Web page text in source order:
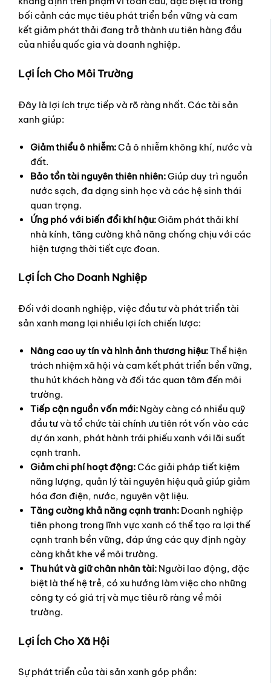
bối cảnh các mục tiêu phát triển bền vững và cam
kết giảm phát thải đang trở thành ưu tiên hàng đầu
của nhiều quốc gia và doanh nghiệp.
Lợi Ích Cho Môi Trường
Đây là lợi ích trực tiếp và rõ ràng nhất. Các tài sản
xanh giúp:
Giảm thiểu ô nhiễm:Cả ô nhiễm không khí, nước và
đất.
Bảo tồn tài nguyên thiên nhiên:Giúp duy trì nguồn
nước sạch, đa dạng sinh học và các hệ sinh thái
quan trọng.
Ứng phó với biến đổi khí hậu:Giảm phát thải khí
nhà kính, tăng cường khả năng chống chịu với các
hiện tượng thời tiết cực đoan.
Lợi Ích Cho Doanh Nghiệp
Đối với doanh nghiệp, việc đầu tư và phát triển tài
sản xanh mang lại nhiều lợi ích chiến lược:
Nâng cao uy tín và hình ảnh thương hiệu:Thể hiện
trách nhiệm xã hội và cam kết phát triển bền vững,
thu hút khách hàng và đối tác quan tâm đến môi
trường.
Tiếp cận nguồn vốn mới: Ngày càng có nhiều quỹ
đầu tư và tổ chức tài chính ưu tiên rót vốn vào các
dự án xanh, phát hành trái phiếu xanh với lãi suất
cạnh tranh.
Giảm chi phí hoạt động:Các giải pháp tiết kiệm
năng lượng, quản lý tài nguyên hiệu quả giúp giảm
hóa đơn điện, nước, nguyên vật liệu.
Tăng cường khả năng cạnh tranh: Doanh nghiệp
tiên phong trong lĩnh vực xanh có thể tạo ra lợi thế
cạnh tranh bền vững, đáp ứng các quy định ngày
càng khắt khe về môi trường.
Thu hút và giữ chân nhân tài: Người lao động, đặc
biệt là thế hệ trẻ, có xu hướng làm việc cho những
công ty có giá trị và mục tiêu rõ ràng về môi
trường.
Lợi Ích Cho Xã Hội
Sự phát triển của tài sản xanh góp phần: